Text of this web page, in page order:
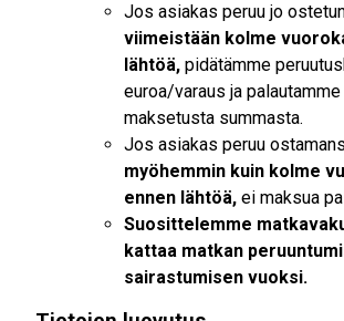
Jos asiakas peruu jo
viimeistään kolme
lähtöä, pidätämme
euroa/varaus ja
maksetusta summasta.
Jos asiakas peruu
myöhemmin kuin kolme
ennen lähtöä, ei maksua
Suosittelemme
kattaa matkan
sairastumisen vuoksi.